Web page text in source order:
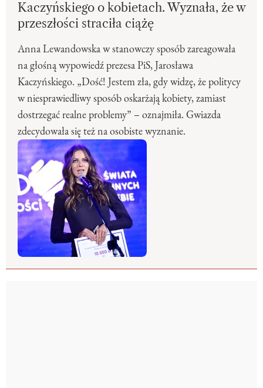
Kaczyńskiego o kobietach. Wyznała, że w
przeszłości straciła ciążę
Anna Lewandowska w stanowczy sposób zareagowała
na głośną wypowiedź prezesa PiS, Jarosława
Kaczyńskiego. „Dość! Jestem zła, gdy widzę, że politycy
w niesprawiedliwy sposób oskarżają kobiety, zamiast
dostrzegać realne problemy” – oznajmiła. Gwiazda
zdecydowała się też na osobiste wyznanie.